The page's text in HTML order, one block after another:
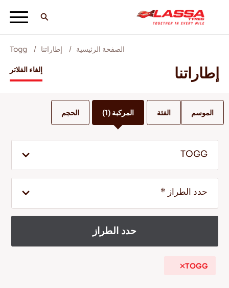
المدونات ومقاطع الفيديو
الصفحة الرئيسية إطاراتنا Togg
إطاراتنا إلغاء الفلاتر
الموسم الفئة المركبة (1) الحجم
TOGG
حدد الطراز *
حدد الطراز
TOGG